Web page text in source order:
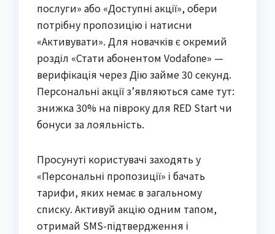
послуги» або «Доступні акції», обери
потрібну пропозицію і натисни
«Активувати». Для новачків є окремий
розділ «Стати абонентом Vodafone» —
верифікація через Дію займе 30 секунд.
Персональні акції з’являються саме тут:
знижка 30% на півроку для RED Start чи
бонуси за лояльність.
Просунуті користувачі заходять у
«Персональні пропозиції» і бачать
тарифи, яких немає в загальному
списку. Активуй акцію одним тапом,
отримай SMS-підтвердження і